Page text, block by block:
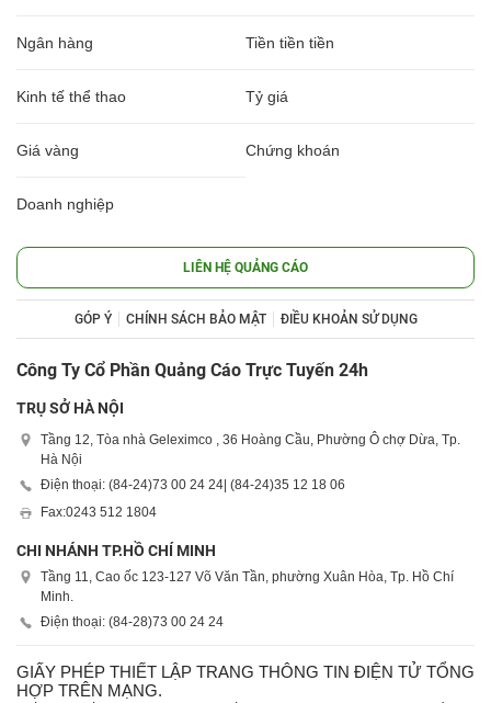
Ngân hàng Tiền tiền tiền
Kinh tế thể thao Tỷ giá
Giá vàng Chứng khoán
Doanh nghiệp
LIÊN HỆ QUẢNG CÁO
GÓP Ý CHÍNH SÁCH BẢO MẬT ĐIỀU KHOẢN SỬ DỤNG
Công Ty Cổ Phần Quảng Cáo Trực Tuyến 24h
TRỤ SỞ HÀ NỘI
Tầng 12, Tòa nhà Geleximco , 36 Hoàng Cầu, Phường Ô chợ Dừa, Tp.
Hà Nội
Điện thoại: (84-24)73 00 24 24 | (84-24)35 12 18 06
Fax:0243 512 1804
CHI NHÁNH TP.HỒ CHÍ MINH
Tầng 11, Cao ốc 123-127 Võ Văn Tần, phường Xuân Hòa, Tp. Hồ Chí
Minh.
Điện thoại: (84-28)73 00 24 24
GIẤY PHÉP THIẾT LẬP TRANG THÔNG TIN ĐIỆN TỬ TỔNG
HỢP TRÊN MẠNG.